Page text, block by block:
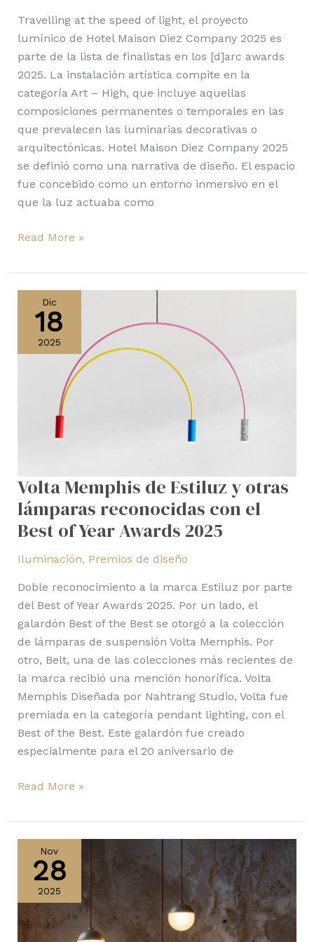
Travelling at the speed of light, el proyecto
lumínico de Hotel Maison Diez Company 2025 es
parte de la lista de finalistas en los [d]arc awards
2025. La instalación artística compite en la
categoría Art – High, que incluye aquellas
composiciones permanentes o temporales en las
que prevalecen las luminarias decorativas o
arquitectónicas. Hotel Maison Diez Company 2025
se definió como una narrativa de diseño. El espacio
fue concebido como un entorno inmersivo en el
que la luz actuaba como
Read More »
Dic
18
2025
Volta Memphis de Estiluz y otras
lámparas reconocidas con el
Best of Year Awards 2025
Iluminación, Premios de diseño
Doble reconocimiento a la marca Estiluz por parte
del Best of Year Awards 2025. Por un lado, el
galardón Best of the Best se otorgó a la colección
de lámparas de suspensión Volta Memphis. Por
otro, Belt, una de las colecciones más recientes de
la marca recibió una mención honorífica. Volta
Memphis Diseñada por Nahtrang Studio, Volta fue
premiada en la categoría pendant lighting, con el
Best of the Best. Este galardón fue creado
especialmente para el 20 aniversario de
Memphis
Estiluz
y
lámparas
reconocidas
of
Year
Awards
2025
Read More »
Nov
28
2025
Brokis
gana
el